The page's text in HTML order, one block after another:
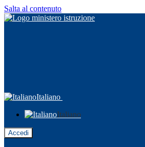
Salta al contenuto
Italiano
Italiano
Accedi